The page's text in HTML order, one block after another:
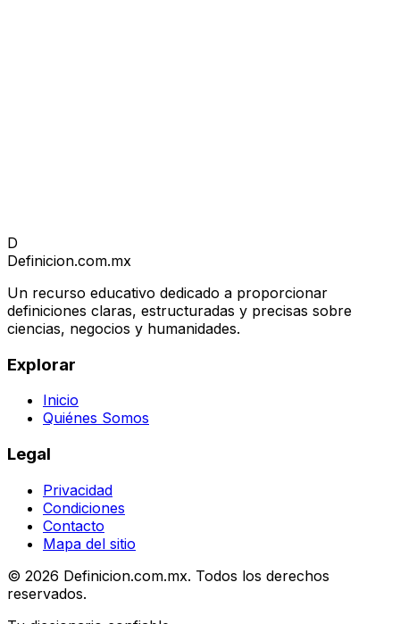
D
Definicion.com.mx
Un recurso educativo dedicado a proporcionar
definiciones claras, estructuradas y precisas sobre
ciencias, negocios y humanidades.
Explorar
Inicio
Quiénes Somos
Legal
Privacidad
Condiciones
Contacto
Mapa del sitio
© 2026 Definicion.com.mx. Todos los derechos
reservados.